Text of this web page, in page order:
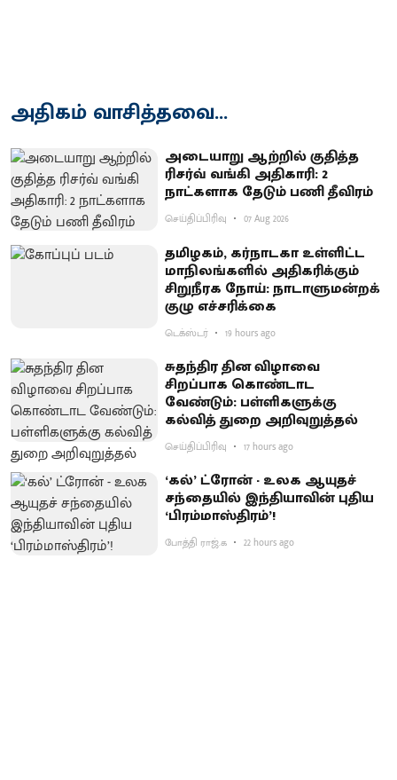
அதிகம் வாசித்தவை...
அடையாறு ஆற்றில் குதித்த
ரிசர்வ் வங்கி அதிகாரி: 2
நாட்களாக தேடும் பணி தீவிரம்
செய்திப்பிரிவு 07 Aug 2026
தமிழகம், கர்நாடகா உள்ளிட்ட
மாநிலங்களில் அதிகரிக்கும்
சிறுநீரக நோய்: நாடாளுமன்றக்
குழு எச்சரிக்கை
டெக்ஸ்டர் 19 hours ago
சுதந்திர தின விழாவை
சிறப்பாக கொண்டாட
வேண்டும்: பள்ளிகளுக்கு
கல்வித் துறை அறிவுறுத்தல்
செய்திப்பிரிவு 17 hours ago
‘கல்’ ட்ரோன் - உலக ஆயுதச்
சந்தையில் இந்தியாவின் புதிய
‘பிரம்மாஸ்திரம்’!
போத்தி ராஜ்.க 22 hours ago